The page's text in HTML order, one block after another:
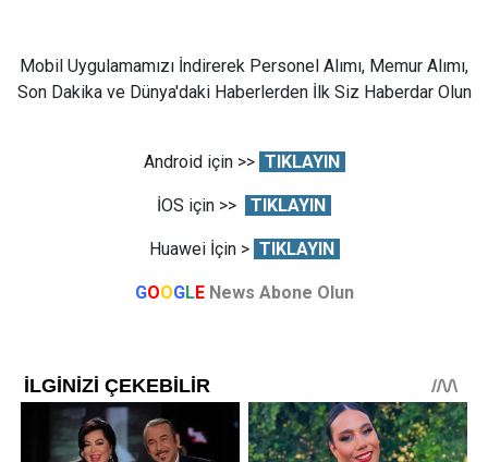
Mobil Uygulamamızı İndirerek Personel Alımı, Memur Alımı,
Son Dakika ve Dünya'daki Haberlerden İlk Siz Haberdar Olun
Android için >> TIKLAYIN
İOS için >> TIKLAYIN
Huawei İçin > TIKLAYIN
GOOGLE News Abone Olun